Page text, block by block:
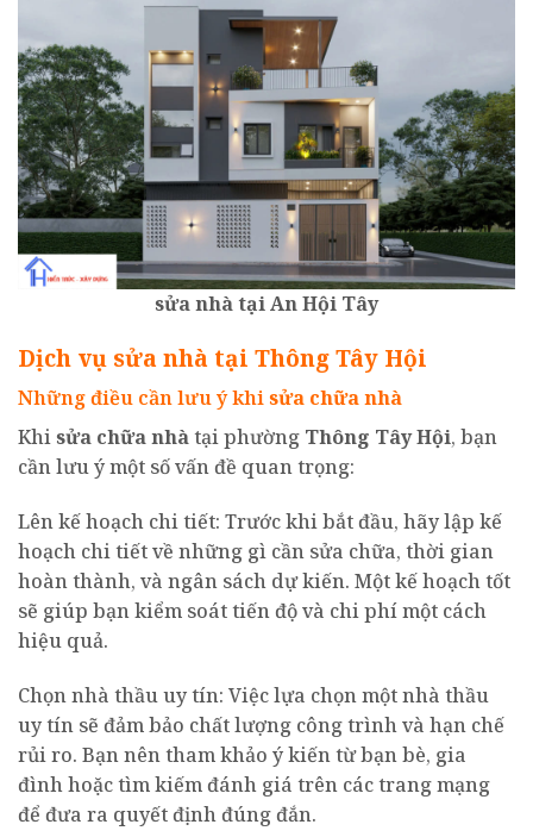
sửa nhà tại An Hội Tây
Dịch vụ sửa nhà tại Thông Tây Hội
Những điều cần lưu ý khisửa chữa nhà
Khi sửa chữa nhàtại phường Thông Tây Hội, bạn
cần lưu ý một số vấn đề quan trọng:
Lên kế hoạch chi tiết: Trước khi bắt đầu, hãy lập kế
hoạch chi tiết về những gì cần sửa chữa, thời gian
hoàn thành, và ngân sách dự kiến. Một kế hoạch tốt
sẽ giúp bạn kiểm soát tiến độ và chi phí một cách
hiệu quả.
Chọn nhà thầu uy tín: Việc lựa chọn một nhà thầu
uy tín sẽ đảm bảo chất lượng công trình và hạn chế
rủi ro. Bạn nên tham khảo ý kiến từ bạn bè, gia
đình hoặc tìm kiếm đánh giá trên các trang mạng
để đưa ra quyết định đúng đắn.